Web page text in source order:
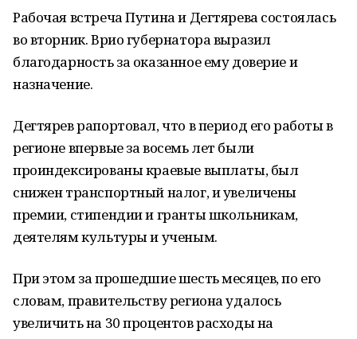
Рабочая встреча Путина и Дегтярева состоялась
во вторник. Врио губернатора выразил
благодарность за оказанное ему доверие и
назначение.
Дегтярев рапортовал, что в период его работы в
регионе впервые за восемь лет были
проиндексированы краевые выплаты, был
снижен транспортный налог, и увеличены
премии, стипендии и гранты школьникам,
деятелям культуры и ученым.
При этом за прошедшие шесть месяцев, по его
словам, правительству региона удалось
увеличить на 30 процентов расходы на